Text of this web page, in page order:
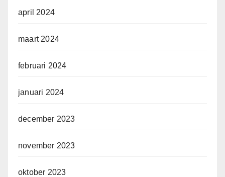
april 2024
maart 2024
februari 2024
januari 2024
december 2023
november 2023
oktober 2023